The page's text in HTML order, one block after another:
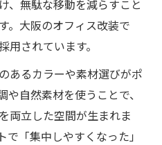
、無駄な移動を減らすこと
。大阪のオフィス改装で
用されています。
あるカラーや素材選びがポ
自然素材を使うことで、
両立した空間が生まれま
「集中しやすくなった」